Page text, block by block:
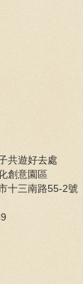
共遊好去處
創意園區
十三南路55-2號